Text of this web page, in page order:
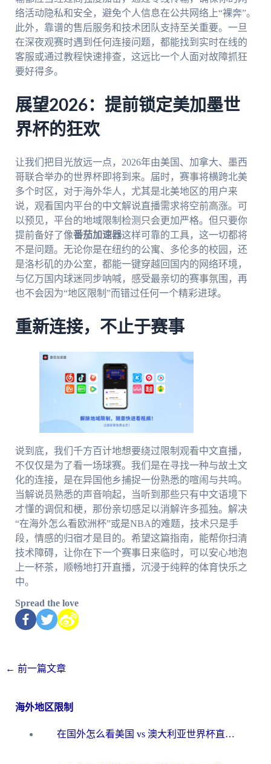
络活动隐私和安全，避免个人信息在公共网络上“裸奔”。
此外，靠谱的售后服务和技术团队支持至关重要。一旦
在深夜观赛时遇到任何连接问题，都能找到实时在线的
客服或通过教程快速排查，这远比一个人面对故障抓狂
要好得多。
展望2026：提前锁定美加墨世
界杯的狂欢
让我们把目光放远一点，2026年由美国、加拿大、墨西
哥联合举办的世界杯即将到来。届时，赛事将横跨北美
多个时区，对于海外华人，尤其是北美地区的用户来
说，观看国内平台的中文解说直播需求将空前高涨。可
以预见，平台的地域限制检测只会更加严格。但只要你
提前备好了像番茄加速器这样可靠的工具，这一切都将
不是问题。无论你是在纽约的公寓、多伦多的校园，还
是洛杉矶的办公室，都能一键穿越回国内的网络环境，
与亿万国内球迷同步呐喊，感受最亲切的赛事氛围，再
也不会因为“地区限制”而错过任何一个精彩进球。
重新连接，不止于赛事
说到底，我们千方百计地想要绕过限制观看中文直播，
不仅仅是为了看一场球赛。我们是在寻找一种与故土文
化的连接，是在异国他乡捕捉一份熟悉的喧闹与共鸣。
当解说员熟悉的声音响起，当听到那些只有中文语境下
才懂的调侃和梗，那份亲切感足以消解许多孤独。解决
“在海外怎么看欧洲杯”或是NBA的难题，技术只是手
段，情感的归宿才是目的。希望这篇指南，能帮你扫清
技术障碍，让你在下一个赛事日来临时，可以安心地泡
上一杯茶，顺畅地打开直播，沉浸于纯粹的体育快乐之
中。
Spread the love
← 前一篇文章
海外地区限制
在国外怎么看美国 vs 澳大利亚世界杯直播？海外党必藏的中文解说观赛指南